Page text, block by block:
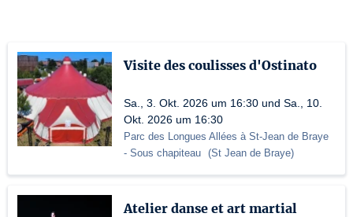
Visite des coulisses d'Ostinato
Sa., 3. Okt. 2026 um 16:30 und Sa., 10.
Okt. 2026 um 16:30
Parc des Longues Allées à St-Jean de Braye
- Sous chapiteau (St Jean de Braye)
Atelier danse et art martial